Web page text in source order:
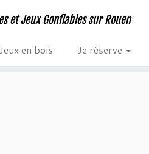
et Jeux Gonflables sur Rouen
en bois Je réserve